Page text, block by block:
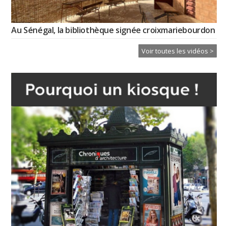
Au Sénégal, la bibliothèque signée croixmariebourdon
Voir toutes les vidéos >